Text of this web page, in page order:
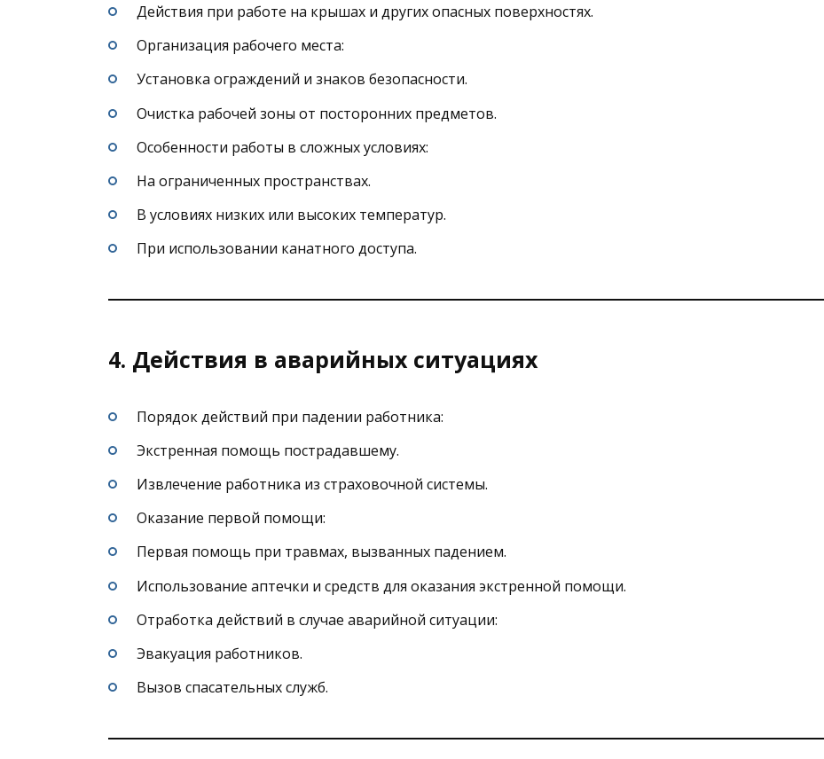
Действия при работе на крышах и других опасных поверхностях.
Организация рабочего места:
Установка ограждений и знаков безопасности.
Очистка рабочей зоны от посторонних предметов.
Особенности работы в сложных условиях:
На ограниченных пространствах.
В условиях низких или высоких температур.
При использовании канатного доступа.
4. Действия в аварийных ситуациях
Порядок действий при падении работника:
Экстренная помощь пострадавшему.
Извлечение работника из страховочной системы.
Оказание первой помощи:
Первая помощь при травмах, вызванных падением.
Использование аптечки и средств для оказания экстренной помощи.
Отработка действий в случае аварийной ситуации:
Эвакуация работников.
Вызов спасательных служб.